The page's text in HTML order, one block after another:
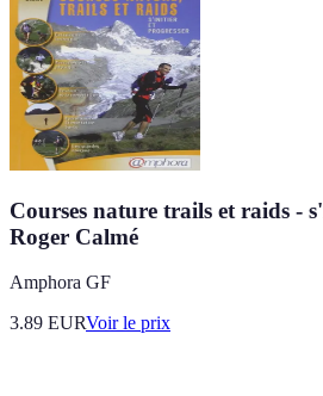
Courses nature trails et raids -
Roger Calmé
Amphora GF
3.89 EURVoir le prix